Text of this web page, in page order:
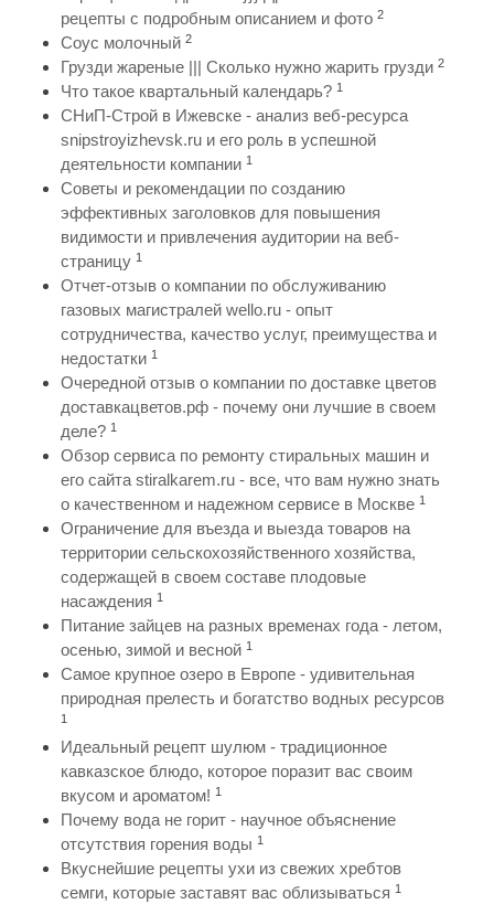
рецепты с подробным описанием и фото 2
Соус молочный 2
Грузди жареные ||| Сколько нужно жарить грузди 2
Что такое квартальный календарь? 1
СНиП-Строй в Ижевске - анализ веб-ресурса
snipstroyizhevsk.ru и его роль в успешной
деятельности компании 1
Советы и рекомендации по созданию
эффективных заголовков для повышения
видимости и привлечения аудитории на веб-
страницу 1
Отчет-отзыв о компании по обслуживанию
газовых магистралей wello.ru - опыт
сотрудничества, качество услуг, преимущества и
недостатки 1
Очередной отзыв о компании по доставке цветов
доставкацветов.рф - почему они лучшие в своем
деле? 1
Обзор сервиса по ремонту стиральных машин и
его сайта stiralkarem.ru - все, что вам нужно знать
о качественном и надежном сервисе в Москве 1
Ограничение для въезда и выезда товаров на
территории сельскохозяйственного хозяйства,
содержащей в своем составе плодовые
насаждения 1
Питание зайцев на разных временах года - летом,
осенью, зимой и весной 1
Самое крупное озеро в Европе - удивительная
природная прелесть и богатство водных ресурсов
1
Идеальный рецепт шулюм - традиционное
кавказское блюдо, которое поразит вас своим
вкусом и ароматом! 1
Почему вода не горит - научное объяснение
отсутствия горения воды 1
Вкуснейшие рецепты ухи из свежих хребтов
семги, которые заставят вас облизываться 1